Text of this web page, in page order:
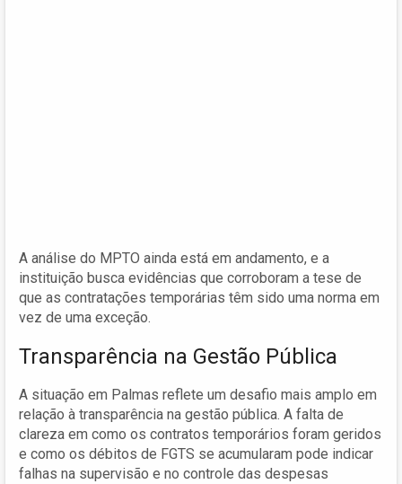
A análise do MPTO ainda está em andamento, e a
instituição busca evidências que corroboram a tese de
que as contratações temporárias têm sido uma norma em
vez de uma exceção.
Transparência na Gestão Pública
A situação em Palmas reflete um desafio mais amplo em
relação à transparência na gestão pública. A falta de
clareza em como os contratos temporários foram geridos
e como os débitos de FGTS se acumularam pode indicar
falhas na supervisão e no controle das despesas